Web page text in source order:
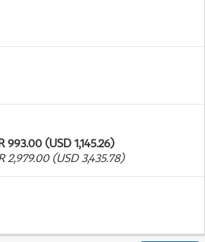
993.00 (USD 1,145.26)
2,979.00 (USD 3,435.78)